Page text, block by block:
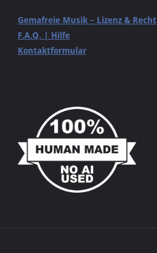
Gemafreie Musik – Lizenz & Recht
F.A.Q. | Hilfe
Kontaktformular